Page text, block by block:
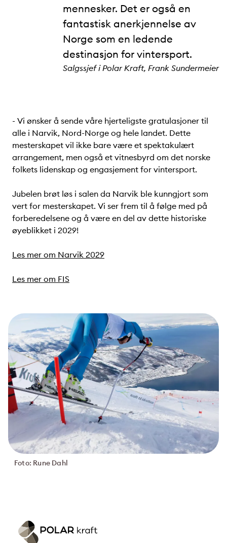
mennesker. Det er også en
fantastisk anerkjennelse av
Norge som en ledende
destinasjon for vintersport.
Salgssjef i Polar Kraft, Frank Sundermeier
- Vi ønsker å sende våre hjerteligste gratulasjoner til
alle i Narvik, Nord-Norge og hele landet. Dette
mesterskapet vil ikke bare være et spektakulært
arrangement, men også et vitnesbyrd om det norske
folkets lidenskap og engasjement for vintersport.
Jubelen brøt løs i salen da Narvik ble kunngjort som
vert for mesterskapet. Vi ser frem til å følge med på
forberedelsene og å være en del av dette historiske
øyeblikket i 2029!
Les mer om Narvik 2029
Les mer om FIS
Foto: Rune Dahl